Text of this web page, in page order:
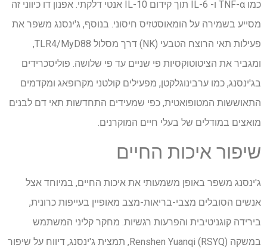
כמו TNF-α ו- IL-6 תוך קידום IL-10 אנטי דלקתי. אפנון דו כיווני זה
מסייע בשמירה על הומאוסטזיס חיסוני. בנוסף, ג'ינסנג משפר את
פעילות תאי הרוצח הטבעי (NK) דרך מסלול TLR4/MyD88,
ומגביר את הציטוטוקסיות פי שניים עד פי שלושה. פוליסכרידים
בג'ינסנג, כמו ערבינוגלקטן, מפעילים קולטני מקרופאג ומקדמים
התאוששות המטופואטית, כפי שמעידים התחדשות תאי דם לבנים
מואצים במודלים של בעלי חיים המוקרנים.
שיפור איכות החיים
ג'ינסנג משפר באופן משמעותי את איכות החיים, במיוחד אצל
אנשים הסובלים מצבי-בריאות-מצב מאופיין בעייפות כרונית,
בירידה קוגניטיבית והפרעות רגשיות. מחקר קליני המשתמש
במשקה Renshen Yuanqi (RSYQ), תמצית ג'ינסנג, דיווח על שיפור